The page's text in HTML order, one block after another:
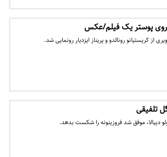
روی پوستر یک فیلم/عکس
کریستیانو رونالدو و پریناز ایزدیار رونمایی شد.
تلفیقی
موفق شد فروزینونه را شکست بدهد.